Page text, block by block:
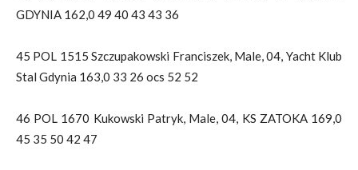
GDYNIA 162,0 49 40 43 43 36
45 POL 1515 Szczupakowski Franciszek, Male, 04, Yacht Klub
Stal Gdynia 163,0 33 26 ocs 52 52
46 POL 1670 Kukowski Patryk, Male, 04, KS ZATOKA 169,0
45 35 50 42 47